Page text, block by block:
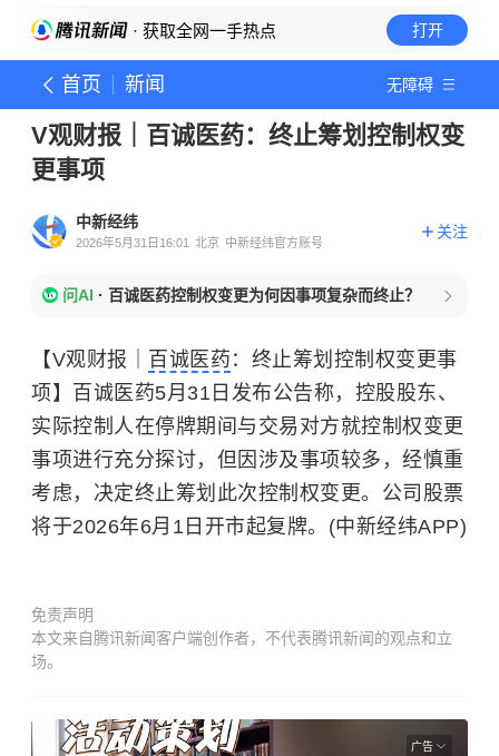
· 获取全网一手热点 打开
首页 新闻 无障碍
V观财报｜百诚医药：终止筹划控制权变
更事项
中新经纬
2026年5月31日16:01 北京 中新经纬官方账号
关注
问AI · 百诚医药控制权变更为何因事项复杂而终止？
【V观财报｜ 百诚医药 ：终止筹划控制权变更事
项】百诚医药5月31日发布公告称，控股股东、
实际控制人在停牌期间与交易对方就控制权变更
事项进行充分探讨，但因涉及事项较多，经慎重
考虑，决定终止筹划此次控制权变更。公司股票
将于2026年6月1日开市起复牌。(中新经纬APP)
免责声明
本文来自腾讯新闻客户端创作者，不代表腾讯新闻的观点和立
场。
广告